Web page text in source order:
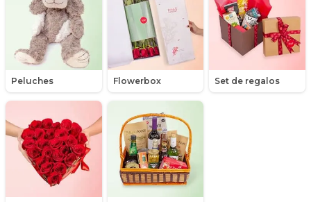
Peluches Flowerbox Set de regalos
Minirosas
Nacimiento de niños
Nacimientos
Nacimientos de niñas
Orquídeas
Packs de productos
Peluches